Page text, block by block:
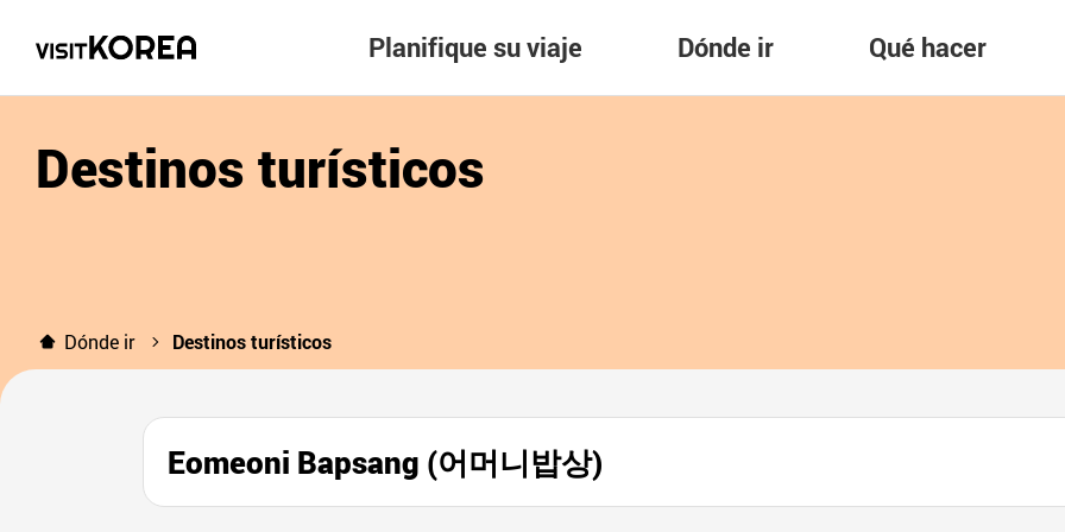
Planifique su viaje Dónde ir Qué hacer
Destinos turísticos
Dónde ir Destinos turísticos
Eomeoni Bapsang (어머니밥상)